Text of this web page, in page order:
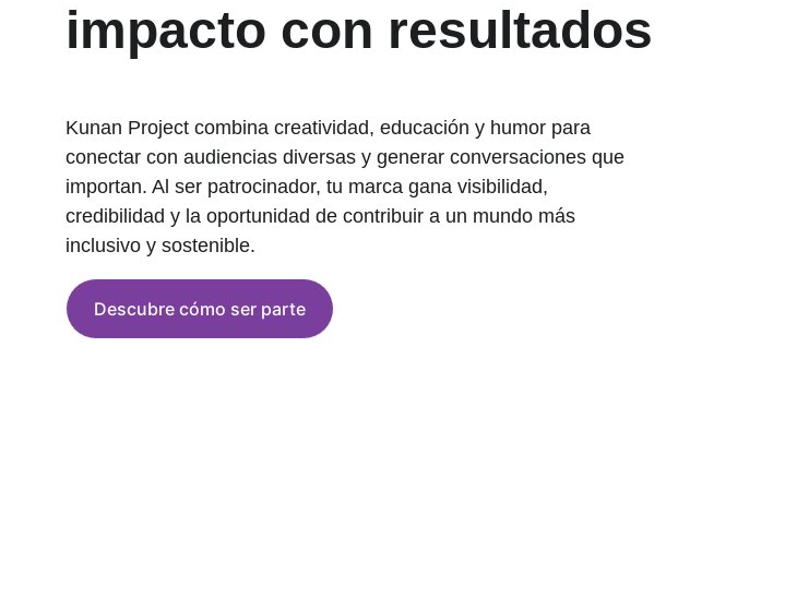
impacto con resultados
Descubre cómo ser parte
Kunan Project combina creatividad, educación y humor para
conectar con audiencias diversas y generar conversaciones que
importan. Al ser patrocinador, tu marca gana visibilidad,
credibilidad y la oportunidad de contribuir a un mundo más
inclusivo y sostenible.